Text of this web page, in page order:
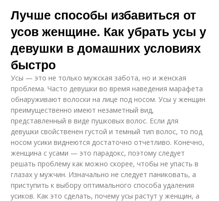
Лучше способы избавиться от
усов женщине. Как убрать усы у
девушки в домашних условиях
быстро
Усы — это не только мужская забота, но и женская
проблема. Часто девушки во время наведения марафета
обнаруживают волоски на лице под носом. Усы у женщин
преимущественно имеют незаметный вид,
представленный в виде пушковых волос. Если для
девушки свойственен густой и темный тип волос, то под
носом усики виднеются достаточно отчетливо. Конечно,
женщина с усами — это парадокс, поэтому следует
решать проблему как можно скорее, чтобы не упасть в
глазах у мужчин. Изначально не следует паниковать, а
приступить к выбору оптимального способа удаления
усиков. Как это сделать, почему усы растут у женщин, а